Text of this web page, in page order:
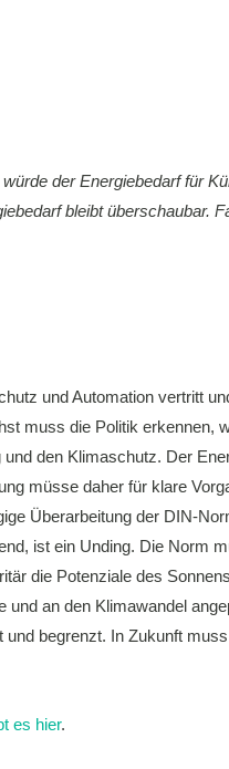
der Energiebedarf für
bleibt überschaubar.
und Automation vertritt
muss die Politik erkennen,
den Klimaschutz. Der
müsse daher für klare
Überarbeitung der DIN-
ist ein Unding. Die Norm
die Potenziale des
an den Klimawandel
begrenzt. In Zukunft
es hier.